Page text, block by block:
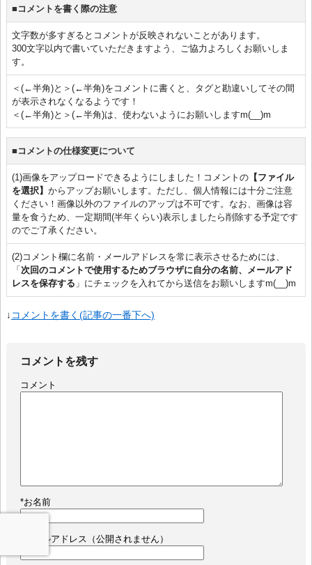
■コメントを書く際の注意
文字数が多すぎるとコメントが反映されないことがあります。
300文字以内で書いていただきますよう、ご協力よろしくお願いしま
す。
＜(←半角)と＞(←半角)をコメントに書くと、タグと勘違いしてその間
が表示されなくなるようです！
＜(←半角)と＞(←半角)は、使わないようにお願いしますm(__)m
■コメントの仕様変更について
(1)画像をアップロードできるようにしました！コメントの【ファイル
を選択】 からアップお願いします。ただし、個人情報には十分ご注意
ください！画像以外のファイルのアップは不可です。なお、画像は容
量を食うため、一定期間(半年くらい)表示しましたら削除する予定です
のでご了承ください。
(2)コメント欄に名前・メールアドレスを常に表示させるためには、
「 次回のコメントで使用するためブラウザに自分の名前、メールアド
レスを保存する 」にチェックを入れてから送信をお願いしますm(__)m
↓ コメントを書く(記事の一番下へ)
コメントを残す
コメント
*お名前
メールアドレス（公開されません）